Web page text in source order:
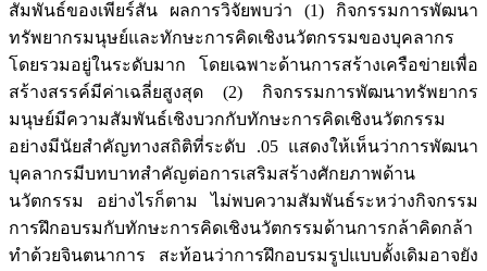
สัมพันธ์ของเพียร์สัน ผลการวิจัยพบว่า (1) กิจกรรมการพัฒนา
ทรัพยากรมนุษย์และทักษะการคิดเชิงนวัตกรรมของบุคลากร
โดยรวมอยู่ในระดับมาก โดยเฉพาะด้านการสร้างเครือข่ายเพื่อ
สร้างสรรค์มีค่าเฉลี่ยสูงสุด (2) กิจกรรมการพัฒนาทรัพยากร
มนุษย์มีความสัมพันธ์เชิงบวกกับทักษะการคิดเชิงนวัตกรรม
อย่างมีนัยสำคัญทางสถิติที่ระดับ .05 แสดงให้เห็นว่าการพัฒนา
บุคลากรมีบทบาทสำคัญต่อการเสริมสร้างศักยภาพด้าน
นวัตกรรม อย่างไรก็ตาม ไม่พบความสัมพันธ์ระหว่างกิจกรรม
การฝึกอบรมกับทักษะการคิดเชิงนวัตกรรมด้านการกล้าคิดกล้า
ทำด้วยจินตนาการ สะท้อนว่าการฝึกอบรมรูปแบบดั้งเดิมอาจยัง